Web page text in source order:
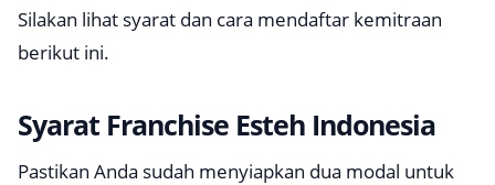
Silakan lihat syarat dan cara mendaftar kemitraan
berikut ini.
Syarat Franchise Esteh Indonesia
Pastikan Anda sudah menyiapkan dua modal untuk